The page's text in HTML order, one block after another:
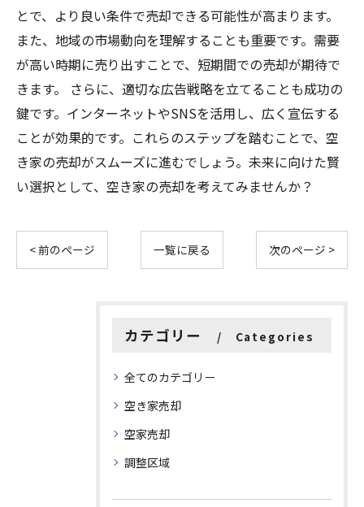
とで、より良い条件で売却できる可能性が高まります。
また、地域の市場動向を理解することも重要です。需要
が高い時期に売り出すことで、短期間での売却が期待で
きます。 さらに、適切な広告戦略を立てることも成功の
鍵です。インターネットやSNSを活用し、広く宣伝する
ことが効果的です。これらのステップを踏むことで、空
き家の売却がスムーズに進むでしょう。未来に向けた賢
い選択として、空き家の売却を考えてみませんか？
< 前のページ 一覧に戻る 次のページ >
カテゴリー Categories
全てのカテゴリー
空き家売却
空家売却
調整区域